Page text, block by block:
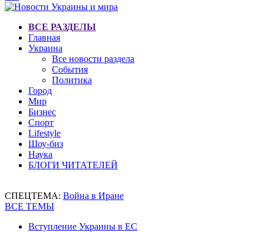
ВСЕ РАЗДЕЛЫ
Главная
Украина
Все новости раздела
События
Политика
Город
Мир
Бизнес
Спорт
Lifestyle
Шоу-биз
Наука
БЛОГИ ЧИТАТЕЛЕЙ
СПЕЦТЕМА: Война в Иране
ВСЕ ТЕМЫ
Вступление Украины в ЕС